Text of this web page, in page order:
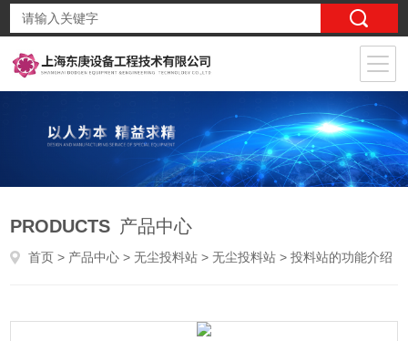
PRODUCTS 产品中心
首页 > 产品中心 >无尘投料站 >无尘投料站 > 投料站的功能介绍